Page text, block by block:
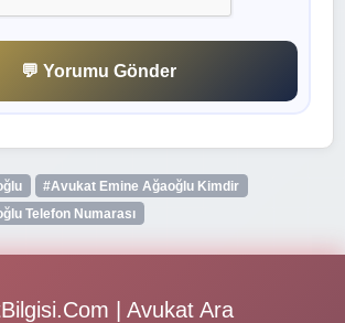
💬 Yorumu Gönder
#Avukat Emine Ağaoğlu Kimdir
Telefon Numarası
| Avukat Ara